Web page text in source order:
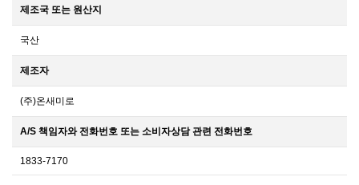
제조국 또는 원산지
국산
제조자
(주)온새미로
A/S 책임자와 전화번호 또는 소비자상담 관련 전화번호
1833-7170